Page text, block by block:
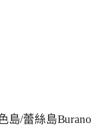
島/蕾絲島Burano